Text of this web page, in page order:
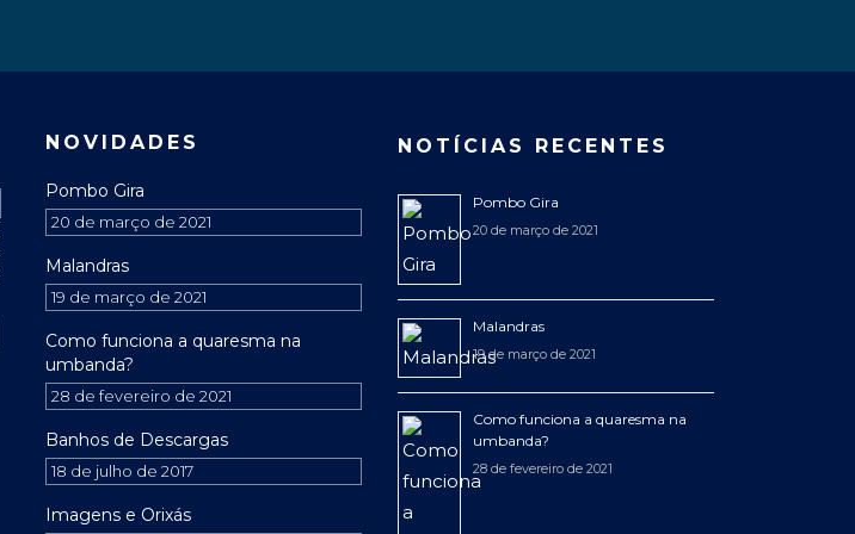
NOVIDADES
Pombo Gira
20 de março de 2021
Malandras
19 de março de 2021
Como funciona a quaresma na
umbanda?
28 de fevereiro de 2021
Banhos de Descargas
18 de julho de 2017
Imagens e Orixás
NOTÍCIAS RECENTES
Pombo Gira
20 de março de 2021
Malandras
19 de março de 2021
Como funciona a quaresma na
umbanda?
28 de fevereiro de 2021